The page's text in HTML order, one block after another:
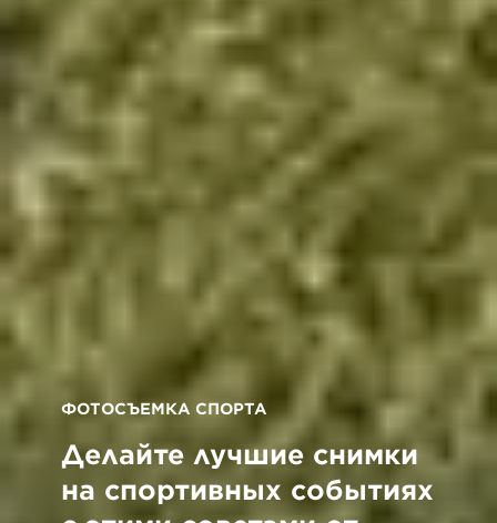
ФОТОСЪЕМКА СПОРТА
Делайте лучшие снимки
на спортивных событиях